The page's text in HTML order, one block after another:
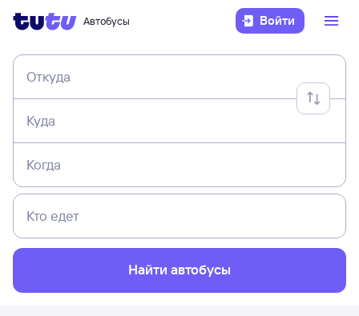
Автобусы Войти
Откуда
Куда
Когда
Кто едет
Найти автобусы